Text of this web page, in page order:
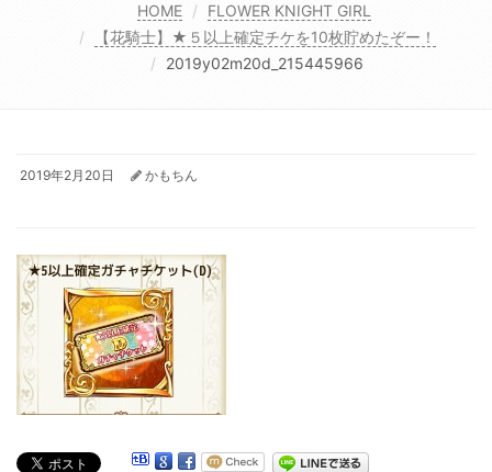
HOME
FLOWER KNIGHT GIRL
【花騎士】★５以上確定チケを10枚貯めたぞー！
2019y02m20d_215445966
2019年2月20日 かもちん